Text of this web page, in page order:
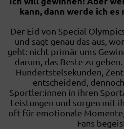
kann, dann werde ich
Der Eid von Special
und sagt genau das aus,
geht: nicht primär ums
darum, das Beste zu
Hundertstelsekunden,
entscheidend,
Sportler:innen in ihren
Leistungen und sorgen mit
oft für emotionale
Fans